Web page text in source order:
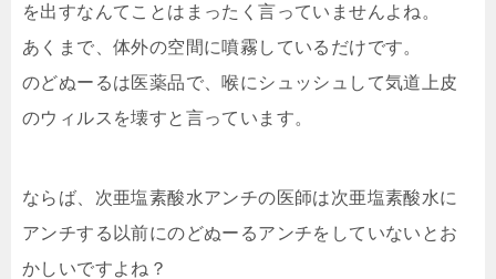
を出すなんてことはまったく言っていませんよね。
あくまで、体外の空間に噴霧しているだけです。
のどぬーるは医薬品で、喉にシュッシュして気道上皮
のウィルスを壊すと言っています。
ならば、次亜塩素酸水アンチの医師は次亜塩素酸水に
アンチする以前にのどぬーるアンチをしていないとお
かしいですよね？